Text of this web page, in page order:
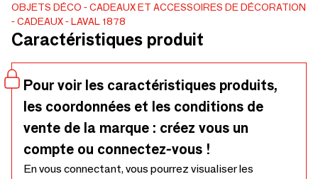
OBJETS DÉCO
CADEAUX ET ACCESSOIRES DE DÉCORATION
CADEAUX
LAVAL 1878
Caractéristiques produit
Pour voir les caractéristiques produits,
les coordonnées et les conditions de
vente de la marque : créez vous un
compte ou connectez-vous !
En vous connectant, vous pourrez visualiser les